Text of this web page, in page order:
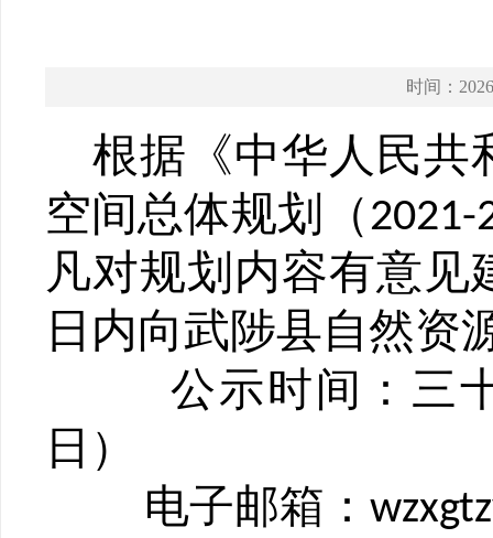
时间：
根据《中华人民共
空间总体规划（
凡对规划内容有意
日内向武陟县自然资
公示时间 ： 三
日）
电子邮箱 ：